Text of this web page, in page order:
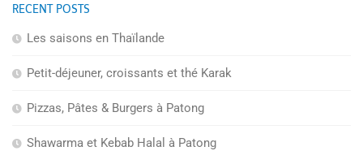
RECENT POSTS
Les saisons en Thaïlande
Petit-déjeuner, croissants et thé Karak
Pizzas, Pâtes & Burgers à Patong
Shawarma et Kebab Halal à Patong